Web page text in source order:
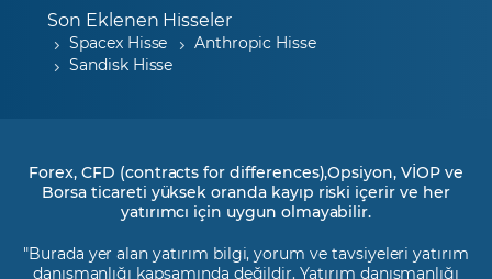
Son Eklenen Hisseler
Spacex Hisse
Anthropic Hisse
Sandisk Hisse
Forex, CFD (contracts for differences),Opsiyon, VİOP ve
Borsa ticareti yüksek oranda kayıp riski içerir ve her
yatırımcı için uygun olmayabilir.
"Burada yer alan yatırım bilgi, yorum ve tavsiyeleri yatırım
danışmanlığı kapsamında değildir. Yatırım danışmanlığı